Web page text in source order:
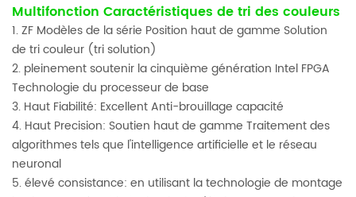
Multifonction Caractéristiques de tri des couleurs
1. ZF Modèles de la série Position haut de gamme Solution
de tri couleur (tri solution)
2. pleinement soutenir la cinquième génération Intel FPGA
Technologie du processeur de base
3. Haut Fiabilité: Excellent Anti-brouillage capacité
4. Haut Precision: Soutien haut de gamme Traitement des
algorithmes tels que l'intelligence artificielle et le réseau
neuronal
5. élevé consistance: en utilisant la technologie de montage